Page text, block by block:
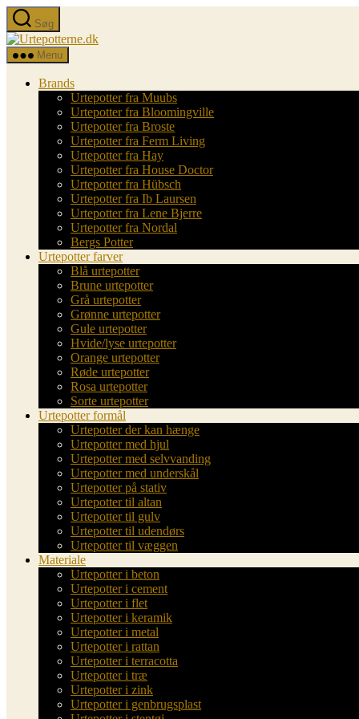
Spring
til
indholdet
Søg
Urtepotterne.dk
Menu
Brands
Urtepotter fra Muubs
Urtepotter fra Bloomingville
Urtepotter fra Broste
Urtepotter fra Ferm Living
Urtepotter fra Hay
Urtepotter fra House Doctor
Urtepotter fra Hübsch
Urtepotter fra Ib Laursen
Urtepotter fra Lene Bjerre
Urtepotter fra Nordal
Bergs Potter
Urtepotter farver
Blå urtepotter
Brune urtepotter
Grå urtepotter
Grønne urtepotter
Gule urtepotter
Hvide/lyse urtepotter
Orange urtepotter
Røde urtepotter
Rosa urtepotter
Sorte urtepotter
Urtepotter formål
Urtepotter der kan hænge
Urtepotter med hjul
Urtepotter med selvvanding
Urtepotter med underskål
Urtepotter på stativ
Urtepotter til altan
Urtepotter til gulv
Urtepotter til udendørs
Urtepotter til væggen
Materiale
Urtepotter i beton
Urtepotter i cement
Urtepotter i flet
Urtepotter i keramik
Urtepotter i metal
Urtepotter i rattan
Urtepotter i terracotta
Urtepotter i træ
Urtepotter i zink
Urtepotter i genbrugsplast